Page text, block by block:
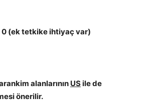
0 (ek tetkike ihtiyaç var)
alanlarının USile de
önerilir.